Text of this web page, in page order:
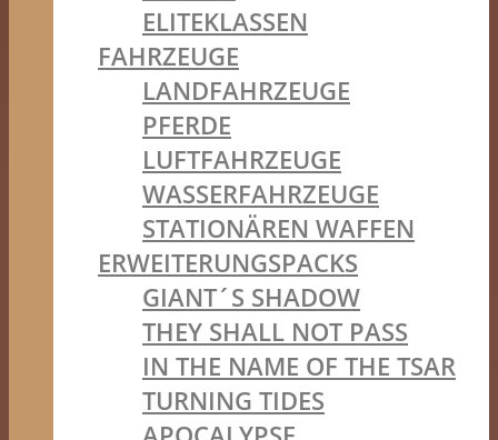
ELITEKLASSEN
FAHRZEUGE
LANDFAHRZEUGE
PFERDE
LUFTFAHRZEUGE
WASSERFAHRZEUGE
STATIONÄREN WAFFEN
ERWEITERUNGSPACKS
GIANT´S SHADOW
THEY SHALL NOT PASS
IN THE NAME OF THE TSAR
TURNING TIDES